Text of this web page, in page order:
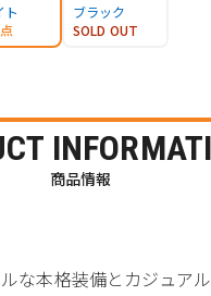
ト
ブラック
SOLD OUT
商品情報
本格装備とカジュア